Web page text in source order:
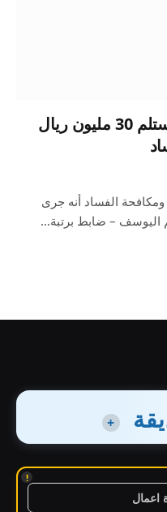
القبض على ضابط متقاعد استلم 30 مليون ريال
الفساد أنه جرى
اليوسف – ضابط برتبة…
+
!
اعمال